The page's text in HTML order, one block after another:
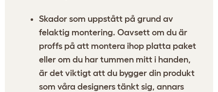
Skador som uppstått på grund av
felaktig montering. Oavsett om du är
proffs på att montera ihop platta paket
eller om du har tummen mitt i handen,
är det viktigt att du bygger din produkt
som våra designers tänkt sig, annars